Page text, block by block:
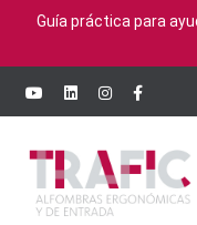
Guía práctica para